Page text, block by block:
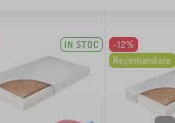
IN STOC
-12%
Recomandare